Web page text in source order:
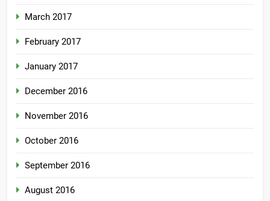
March 2017
February 2017
January 2017
December 2016
November 2016
October 2016
September 2016
August 2016